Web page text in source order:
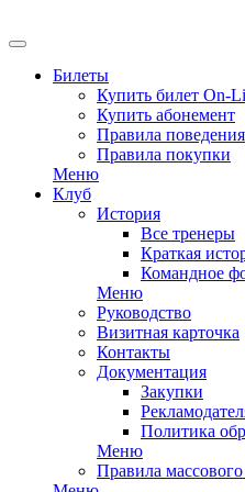
Билеты
Купить билет On-
Купить абонемент
Правила поведения
Правила покупки
Меню
Клуб
История
Все тренеры
Краткая
Командное
Меню
Руководство
Визитная карточка
Контакты
Документация
Закупки
Политика
Меню
Правила